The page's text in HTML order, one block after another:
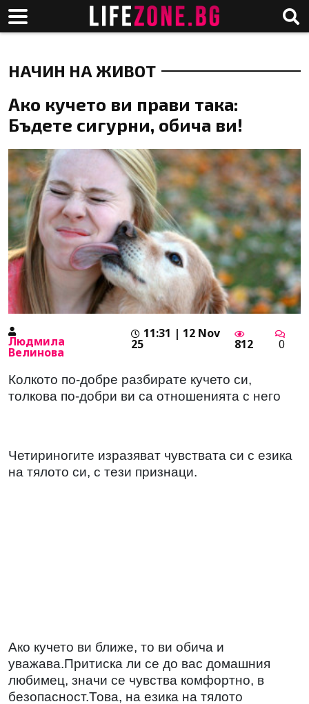
НАЧИН НА ЖИВОТ
Ако кучето ви прави така:
Бъдете сигурни, обича ви!
Людмила
Велинова
11:31 | 12 Nov
25 812 0
Колкото по-добре разбирате кучето си,
толкова по-добри ви са отношенията с него
Четириногите изразяват чувствата си с езика
на тялото си, с тези признаци.
Ако кучето ви ближе, то ви обича и
уважава.Притиска ли се до вас домашния
любимец, значи се чувства комфортно, в
безопасност.Това, на езика на тялото